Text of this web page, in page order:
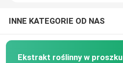
Składniki suplementu diety
INNE KATEGORIE OD NAS
Ekstrakt roślinny w proszku